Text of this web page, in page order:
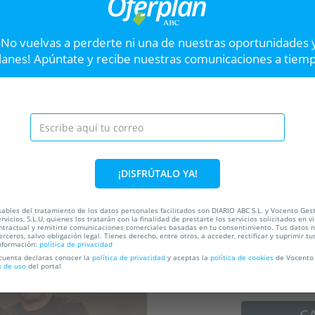
Entradas Hondo Festival
Gran Teatro CaixaBank Príncipe Pío
VER OFERTA
Entradas la Vida
Disfruta de La Vida
Héctor de Miguel y Juan
por solo 19€!
vuelvas a perderte ni una de nuestras oportunidades
Apúntate y recibe nuestras comunicaciones a
¡DISFRÚTALO YA!
del tratamiento de los datos personales facilitados son DIARIO ABC S.L. y Vocento
S.L.U, quienes los tratarán con la finalidad de prestarte los servicios solicitados en
y remitirte comunicaciones comerciales basadas en tu consentimiento. Tus datos
salvo obligación legal. Tienes derecho, entre otros, a acceder, rectificar y suprimir
política de privacidad
declaras conocer la política de privacidad y aceptas la política de cookies de
de uso del portal